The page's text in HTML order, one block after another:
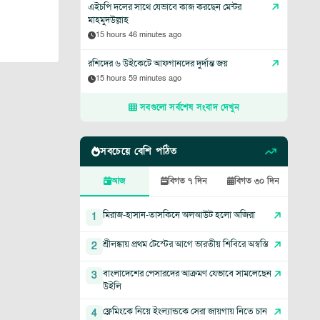
এইচপি দলের সাথে যেভাবে কাজ করছেন মেন্টর
মাহমুদউল্লাহ
15 hours 46 minutes ago
রশিদের ৬ উইকেটে আফগানদের দুর্দান্ত জয়
15 hours 59 minutes ago
সবগুলো সর্বশেষ সংবাদ দেখুন
সবচেয়ে বেশি পঠিত
আজ বিগত ৭ দিন বিগত ৩০ দিন
1 মিরাজ-হাসান-তাসকিনে অলআউট হলো অজিরা
2 শ্রীলঙ্কায় প্রথম টেস্টের আগে ভারতীয় শিবিরে অস্বস্তি
3 বাংলাদেশের পেসারদের আক্রমণ যেভাবে সামলেছেন
উইলি
4 ফ্লেমিংকে নিয়ে ইংল্যান্ডকে সেরা জায়গায় নিতে চান